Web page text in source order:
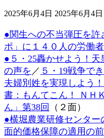
2025年6月4日 終
新
日
時
:
2025年6月4日
●関生への不当弾圧を
ポ」に１４０人の労働
●５・25轟かせよう！
の声を ／ ５・19戦争で
夫婦別姓を実現しよう
書：もんてこん！ ＮＨ
ん」第38回
（２面）
●横堀農業研修センタ
面的価格保障の適用の